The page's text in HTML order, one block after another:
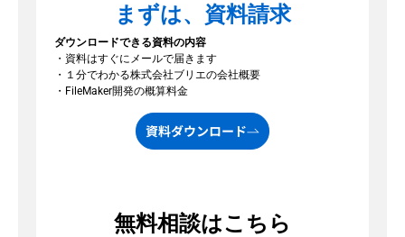
まずは、資料請求
ダウンロードできる資料の内容
・資料はすぐにメールで届きます
・１分でわかる株式会社ブリエの会社概要
・FileMaker開発の概算料金
資料ダウンロード
無料相談はこちら